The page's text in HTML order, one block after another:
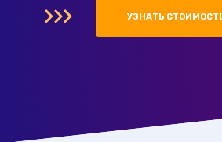
УЗНАТЬ